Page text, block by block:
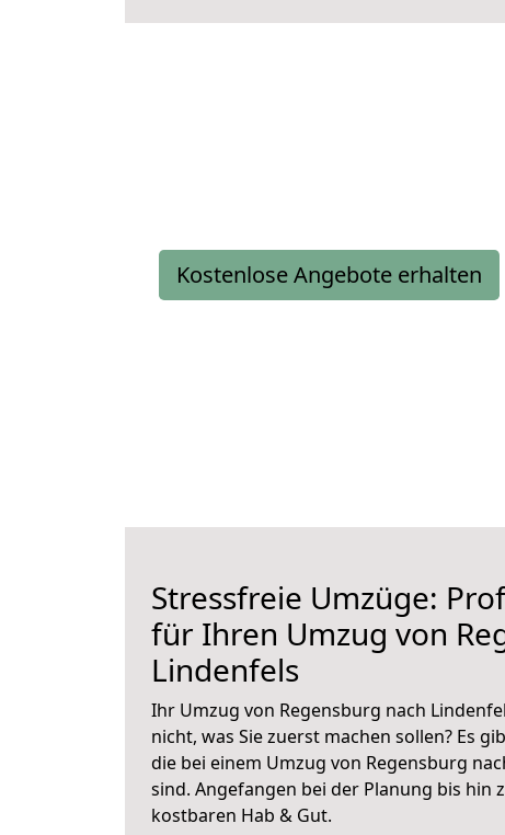
Kostenlose Angebote erhalten
Stressfreie Umzüge:
für Ihren Umzug von
Lindenfels
Ihr Umzug von Regensburg nach
nicht, was Sie zuerst machen sollen? Es
die bei einem Umzug von Regensburg
sind. Angefangen bei der Planung bis hin
kostbaren Hab & Gut.